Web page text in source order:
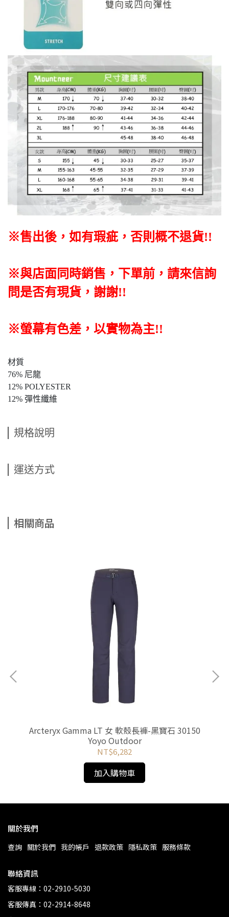
※售出後 ，如有瑕疵，否則概不退貨!!
※與店面同時銷售 ， 下單前 ， 請來信詢
問是否有現貨，謝謝!!
※螢幕有色差，以實物為主!!
材質
76% 尼龍
12% POLYESTER
12% 彈性纖維
規格說明
運送方式
相關商品
Arcteryx Gamma LT 女 軟殼長褲-黑寶石 30150
Yoyo Outdoor
NT$6,282
加入購物車
關於我們
查詢 關於我們 我的帳戶 退款政策 隱私政策 服務條款
聯絡資訊
客服專線：02-2910-5030
客服傳真：02-2914-8648